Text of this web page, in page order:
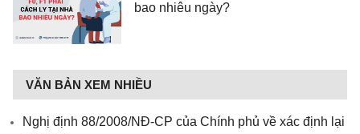
bao nhiêu ngày?
VĂN BẢN XEM NHIỀU
Nghị định 88/2008/NĐ-CP của Chính phủ về xác định lại